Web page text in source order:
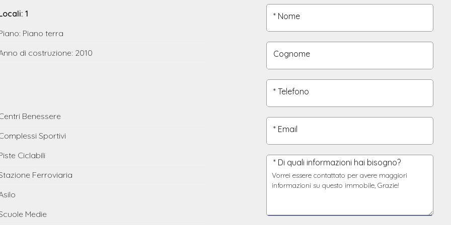
1
Piano terra
di costruzione: 2010
Benessere
Sportivi
Ciclabili
Ferroviaria
Medie
* Nome
Cognome
* Telefono
* Email
* Di quali informazioni hai bisogno?